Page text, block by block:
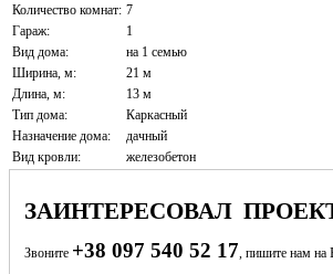
Количество комнат: 7
Гараж:
1
Вид дома:
на 1 семью
Ширина, м:
21 м
Длина, м:
13 м
Тип дома:
Каркасный
Назначение дома:
дачный
Вид кровли:
железобетон
ЗАИНТЕРЕСОВАЛ
Звоните +38 097 540 52 17 , пишите нам на